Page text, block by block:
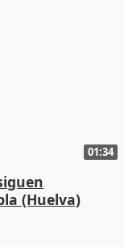
01:34
(Huelva)